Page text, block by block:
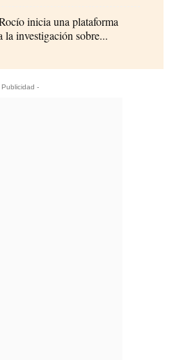
inicia una plataforma
la investigación sobre...
Publicidad -